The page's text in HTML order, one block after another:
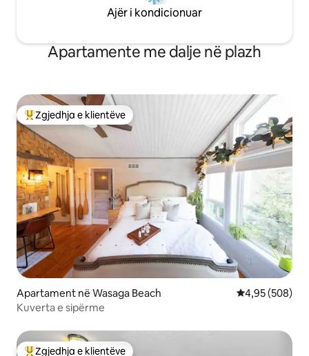
Ajër i kondicionuar
Apartamente me dalje në plazh
Më të mirat e zgjedhjeve të klientëve
Zgjedhja e klientëve
Apartament në Wasaga Beach Vlerësimi
4,95 (508)
Kuverta e sipërme
Zgjedhja e klientëve